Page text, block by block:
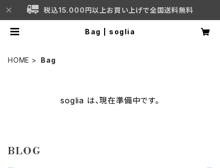
税込15.000円以上お買い上げで全国送料無料
Bag | soglia
HOME Bag
soglia は、現在準備中です。
BLOG